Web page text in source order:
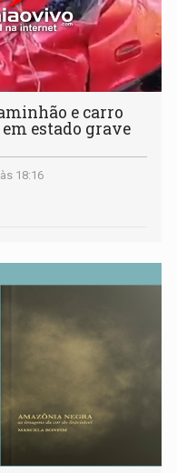
e carro
estado grave
18:16